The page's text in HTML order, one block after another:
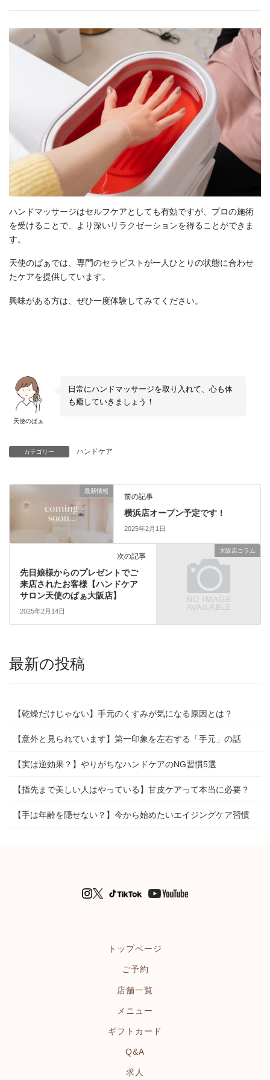
ハンドマッサージはセルフケアとしても有効ですが、プロの施術
を受けることで、より深いリラクゼーションを得ることができま
す。
天使のぱぁでは、専門のセラピストが一人ひとりの状態に合わせ
たケアを提供しています。
興味がある方は、ぜひ一度体験してみてください。
天使のぱぁ
日常にハンドマッサージを取り入れて、心も体
も癒していきましょう！
カテゴリー ハンドケア
最新情報
前の記事
横浜店オープン予定です！
2025年2月1日
大阪店コラム
次の記事
先日娘様からのプレゼントでご
来店されたお客様【ハンドケア
サロン天使のぱぁ大阪店】
2025年2月14日
最新の投稿
【乾燥だけじゃない】手元のくすみが気になる原因とは？
【意外と見られています】第一印象を左右する「手元」の話
【実は逆効果？】やりがちなハンドケアのNG習慣5選
【指先まで美しい人はやっている】甘皮ケアって本当に必要？
【手は年齢を隠せない？】今から始めたいエイジングケア習慣
トップページ
ご予約
店舗一覧
メニュー
ギフトカード
Q&A
求人